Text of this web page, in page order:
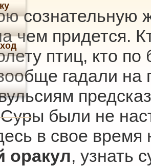
сознательную
чем придется.
птиц, кто
гадали на
были не
в свое время
, узнать